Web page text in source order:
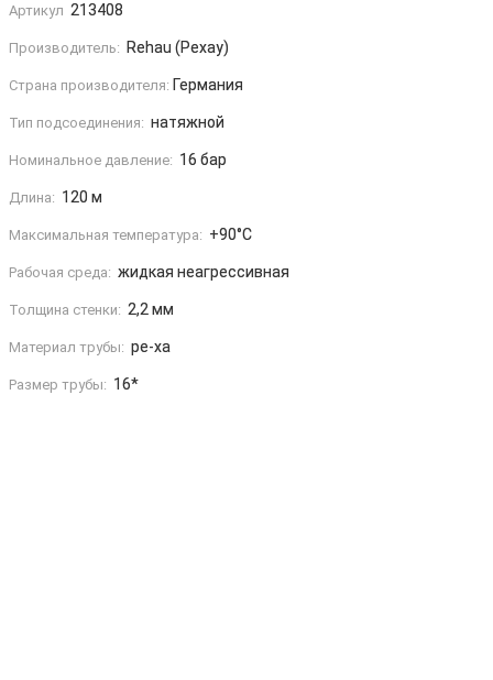
Артикул 213408
Производитель: Rehau (Рехау)
Страна производителя: Германия
Тип подсоединения: натяжной
Номинальное давление: 16 бар
Длина: 120 м
Максимальная температура: +90°C
Рабочая среда: жидкая неагрессивная
Толщина стенки: 2,2 мм
Материал трубы: pe-xa
Размер трубы: 16*